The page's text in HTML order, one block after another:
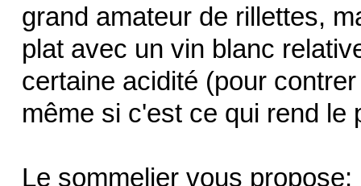
grand amateur de rillettes,
plat avec un vin blanc
certaine acidité (pour
même si c'est ce qui rend le
Le sommelier vous propose: